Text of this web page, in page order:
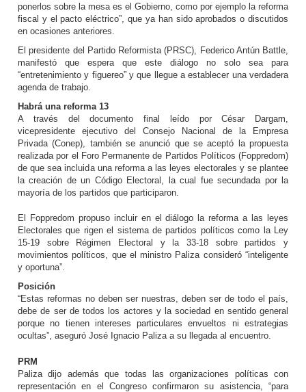
ponerlos sobre la mesa es el Gobierno, como por ejemplo la reforma
fiscal y el pacto eléctrico”, que ya han sido aprobados o discutidos
en ocasiones anteriores.
El presidente del Partido Reformista (PRSC), Federico Antún Battle,
manifestó que espera que este diálogo no solo sea para
“entretenimiento y figuereo” y que llegue a establecer una verdadera
agenda de trabajo.
Habrá una reforma 13
A través del documento final leído por César Dargam,
vicepresidente ejecutivo del Consejo Nacional de la Empresa
Privada (Conep), también se anunció que se aceptó la propuesta
realizada por el Foro Permanente de Partidos Políticos (Foppredom)
de que sea incluida una reforma a las leyes electorales y se plantee
la creación de un Código Electoral, la cual fue secundada por la
mayoría de los partidos que participaron.
El Foppredom propuso incluir en el diálogo la reforma a las leyes
Electorales que rigen el sistema de partidos políticos como la Ley
15-19 sobre Régimen Electoral y la 33-18 sobre partidos y
movimientos políticos, que el ministro Paliza consideró “inteligente
y oportuna”.
Posición
“Estas reformas no deben ser nuestras, deben ser de todo el país,
debe de ser de todos los actores y la sociedad en sentido general
porque no tienen intereses particulares envueltos ni estrategias
ocultas”, aseguró José Ignacio Paliza a su llegada al encuentro.
PRM
Paliza dijo además que todas las organizaciones políticas con
representación en el Congreso confirmaron su asistencia, “para